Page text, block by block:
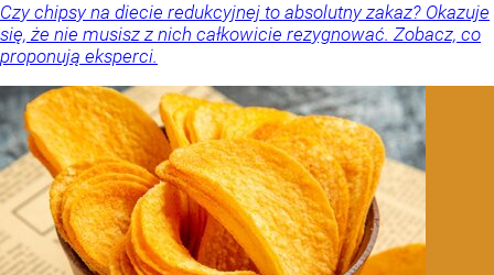
Czy chipsy na diecie redukcyjnej to absolutny zakaz? Okazuje
się, że nie musisz z nich całkowicie rezygnować. Zobacz, co
proponują eksperci.